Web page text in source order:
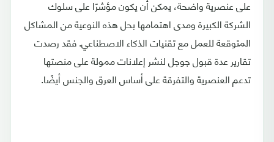
على عنصرية واضحة، يمكن أن يكون مؤشرًا على سلوك
الشركة الكبيرة ومدى اهتمامها بحل هذه النوعية من المشاكل
المتوقعة للعمل مع تقنيات الذكاء الاصطناعي. فقد رصدت
تقارير عدة قبول جوجل لنشر إعلانات ممولة على منصتها
تدعم العنصرية والتفرقة على أساس العرق والجنس أيضًا.